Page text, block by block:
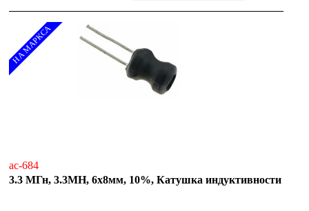
НА МАРКСА
ac-684
3.3 МГн, 3.3MH, 6x8мм, 10%, Катушка индуктивности